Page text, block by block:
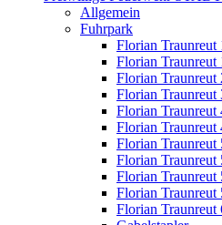
Allgemein
Fuhrpark
Florian Traunreut
Florian Traunreut
Florian Traunreut
Florian Traunreut
Florian Traunreut
Florian Traunreut
Florian Traunreut
Florian Traunreut
Florian Traunreut
Florian Traunreut
Florian Traunreut